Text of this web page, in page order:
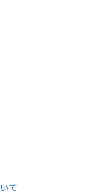
て